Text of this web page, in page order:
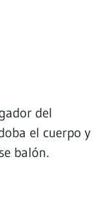
del
el cuerpo y
balón.